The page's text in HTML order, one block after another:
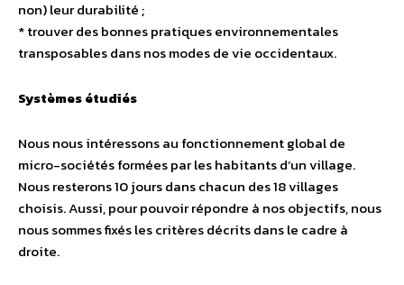
non) leur durabilité ;
* trouver des bonnes pratiques environnementales
transposables dans nos modes de vie occidentaux.
Systèmes étudiés
Nous nous intéressons au fonctionnement global de
micro-sociétés formées par les habitants d’un village.
Nous resterons 10 jours dans chacun des 18 villages
choisis. Aussi, pour pouvoir répondre à nos objectifs, nous
nous sommes fixés les critères décrits dans le cadre à
droite.